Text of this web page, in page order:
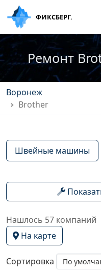
ФИКСБЕРГ.
Ремонт
Воронеж
Brother
Швейные машины
Нашлось 57 компаний
На карте
Сортировка